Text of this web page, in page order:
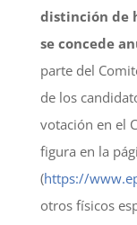
distinción de
se concede
parte del
de los
votación en el
figura en la
(https://
otros físicos